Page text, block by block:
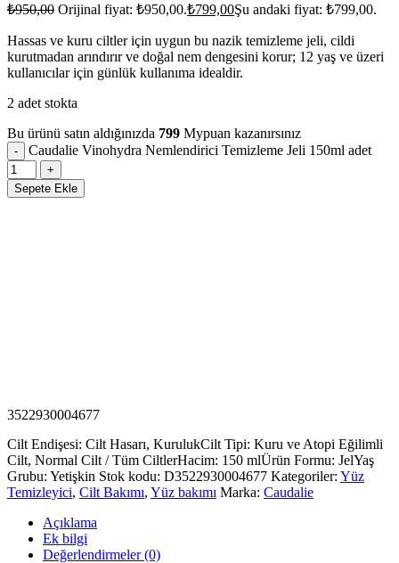
₺950,00 Orijinal fiyat: ₺950,00.₺799,00Şu andaki fiyat: ₺799,00.
Hassas ve kuru ciltler için uygun bu nazik temizleme jeli, cildi
kurutmadan arındırır ve doğal nem dengesini korur; 12 yaş ve üzeri
kullanıcılar için günlük kullanıma idealdir.
2 adet stokta
Bu ürünü satın aldığınızda 799 Mypuan kazanırsınız
Caudalie Vinohydra Nemlendirici Temizleme Jeli 150ml adet
Sepete Ekle
3522930004677
Cilt Endişesi: Cilt Hasarı, KurulukCilt Tipi: Kuru ve Atopi Eğilimli
Cilt, Normal Cilt / Tüm CiltlerHacim: 150 mlÜrün Formu: JelYaş
Grubu: Yetişkin Stok kodu: D3522930004677 Kategoriler: Yüz
Temizleyici, Cilt Bakımı, Yüz bakımı Marka: Caudalie
Açıklama
Ek bilgi
Değerlendirmeler (0)